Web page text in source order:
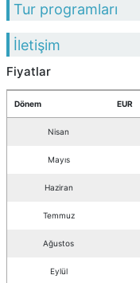
Tur programları
İletişim
Fiyatlar
Dönem EUR
Nisan
Mayıs
Haziran
Temmuz
Ağustos
Eylül